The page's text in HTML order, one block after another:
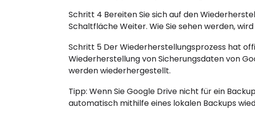
Schritt 4 Bereiten Sie sich auf den
Schaltfläche Weiter. Wie Sie sehen werden,
Schritt 5 Der Wiederherstellungsprozess hat
Wiederherstellung von Sicherungsdaten von
werden wiederhergestellt.
Tipp: Wenn Sie Google Drive nicht für ein
automatisch mithilfe eines lokalen Backups